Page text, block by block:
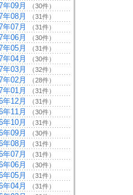
年09月 （30件）
年08月 （31件）
年07月 （31件）
年06月 （30件）
年05月 （31件）
年04月 （30件）
年03月 （32件）
年02月 （28件）
年01月 （31件）
年12月 （31件）
年11月 （30件）
年10月 （31件）
年09月 （30件）
年08月 （31件）
年07月 （31件）
年06月 （30件）
年05月 （31件）
年04月 （31件）